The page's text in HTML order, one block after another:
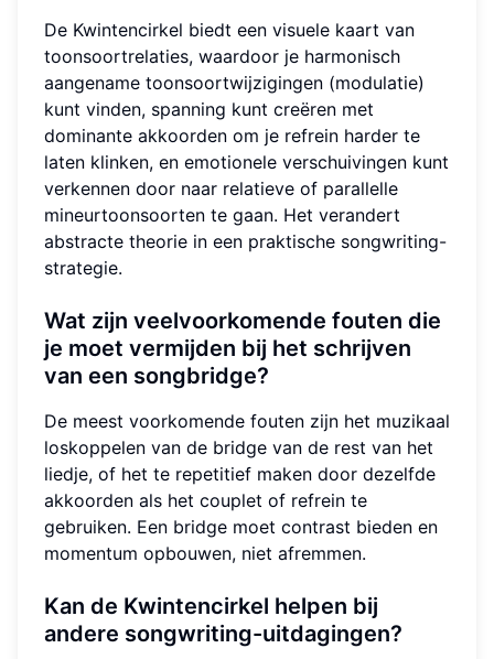
De Kwintencirkel biedt een visuele kaart van
toonsoortrelaties, waardoor je harmonisch
aangename toonsoortwijzigingen (modulatie)
kunt vinden, spanning kunt creëren met
dominante akkoorden om je refrein harder te
laten klinken, en emotionele verschuivingen kunt
verkennen door naar relatieve of parallelle
mineurtoonsoorten te gaan. Het verandert
abstracte theorie in een praktische songwriting-
strategie.
Wat zijn veelvoorkomende fouten die
je moet vermijden bij het schrijven
van een songbridge?
De meest voorkomende fouten zijn het muzikaal
loskoppelen van de bridge van de rest van het
liedje, of het te repetitief maken door dezelfde
akkoorden als het couplet of refrein te
gebruiken. Een bridge moet contrast bieden en
momentum opbouwen, niet afremmen.
Kan de Kwintencirkel helpen bij
andere songwriting-uitdagingen?